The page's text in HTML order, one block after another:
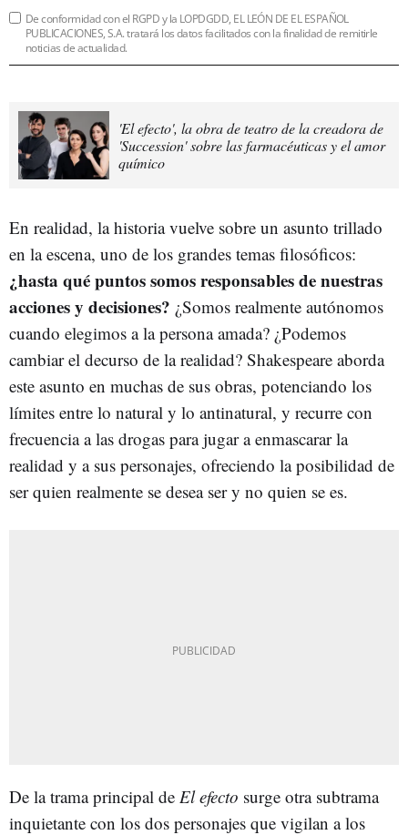
De conformidad con el RGPD y la LOPDGDD, EL LEÓN DE EL ESPAÑOL
PUBLICACIONES, S.A. tratará los datos facilitados con la finalidad de remitirle
noticias de actualidad.
'El efecto', la obra de teatro de la creadora de
'Succession' sobre las farmacéuticas y el amor
químico
En realidad, la historia vuelve sobre un asunto trillado
en la escena, uno de los grandes temas filosóficos:
¿hasta qué puntos somos responsables de nuestras
acciones y decisiones? ¿Somos realmente autónomos
cuando elegimos a la persona amada? ¿Podemos
cambiar el decurso de la realidad? Shakespeare aborda
este asunto en muchas de sus obras, potenciando los
límites entre lo natural y lo antinatural, y recurre con
frecuencia a las drogas para jugar a enmascarar la
realidad y a sus personajes, ofreciendo la posibilidad de
ser quien realmente se desea ser y no quien se es.
De la trama principal de El efecto surge otra subtrama
inquietante con los dos personajes que vigilan a los